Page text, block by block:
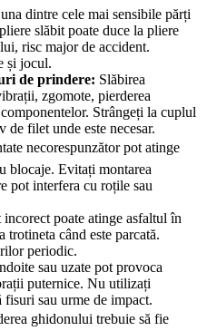
dintre cele mai sensibile părți
slăbit poate duce la pliere
risc major de accident.
și jocul.
de prindere: Slăbirea
zgomote, pierderea
Strângeți la cuplul
de filet unde este necesar.
necorespunzător pot atinge
blocaje. Evitați montarea
pot interfera cu roțile sau
poate atinge asfaltul în
trotineta când este parcată.
periodic.
sau uzate pot provoca
puternice. Nu utilizați
sau urme de impact.
ghidonului trebuie să fie